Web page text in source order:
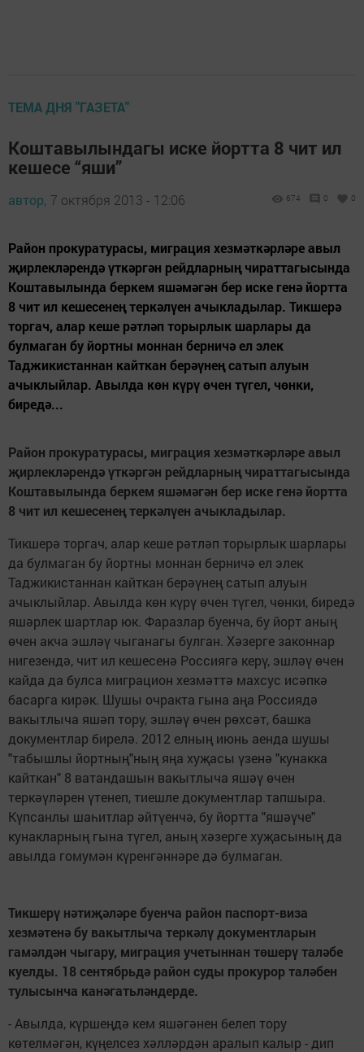
ТЕМА ДНЯ "ГАЗЕТА"
Коштавылындагы иске йортта 8 чит ил
кешесе “яши”
автор, 7 октября 2013 - 12:06 674 0 0
Район прокуратурасы, миграция хезмәткәрләре авыл
җирлекләрендә үткәргән рейдларның чираттагысында
Коштавылында беркем яшәмәгән бер иске генә йортта
8 чит ил кешесенең теркәлүен ачыкладылар. Тикшерә
торгач, алар кеше рәтләп торырлык шарлары да
булмаган бу йортны моннан берничә ел элек
Таджикистаннан кайткан берәүнең сатып алуын
ачыклыйлар. Авылда көн күрү өчен түгел, чөнки,
биредә...
Район прокуратурасы, миграция хезмәткәрләре авыл
җирлекләрендә үткәргән рейдларның чираттагысында
Коштавылында беркем яшәмәгән бер иске генә йортта
8 чит ил кешесенең теркәлүен ачыкладылар.
Тикшерә торгач, алар кеше рәтләп торырлык шарлары
да булмаган бу йортны моннан берничә ел элек
Таджикистаннан кайткан берәүнең сатып алуын
ачыклыйлар. Авылда көн күрү өчен түгел, чөнки, биредә
яшәрлек шартлар юк. Фаразлар буенча, бу йорт аның
өчен акча эшләү чыганагы булган. Хәзерге законнар
нигезендә, чит ил кешесенә Россиягә керү, эшләү өчен
кайда да булса миграцион хезмәттә махсус исәпкә
басарга кирәк. Шушы очракта гына аңа Россиядә
вакытлыча яшәп тору, эшләү өчен рөхсәт, башка
документлар бирелә. 2012 елның июнь аенда шушы
"табышлы йортның"ның яңа хуҗасы үзенә "кунакка
кайткан" 8 ватандашын вакытлыча яшәү өчен
теркәүләрен үтенеп, тиешле документлар тапшыра.
Күпсанлы шаһитлар әйтүенчә, бу йортта "яшәүче"
кунакларның гына түгел, аның хәзерге хуҗасының да
авылда гомумән күренгәннәре дә булмаган.
Тикшерү нәтиҗәләре буенча район паспорт-виза
хезмәтенә бу вакытлыча теркәлү документларын
гамәлдән чыгару, миграция учетыннан төшерү таләбе
куелды. 18 сентябрьдә район суды прокурор таләбен
тулысынча канәгатьләндерде.
- Авылда, күршеңдә кем яшәгәнен белеп тору
көтелмәгән, күңелсез хәлләрдән аралып калыр - дип